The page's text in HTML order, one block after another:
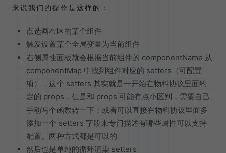
来说我们的操作是这样的：
点选画布区的某个组件
触发设置某个全局变量为当前组件
右侧属性面板就会根据当前组件的 componentName 从
componentMap 中找到组件对应的 setters（可配置
项），这个 setters 其实就是一开始在物料协议里面约
定的 props，但是和 props 可能有点小区别，需要自己
手动写个函数转一下；或者可以直接在物料协议里面多
添加一个 setters 字段来专门描述有哪些属性可以支持
配置。两种方式都是可以的
然后也是单纯的循环渲染 setters